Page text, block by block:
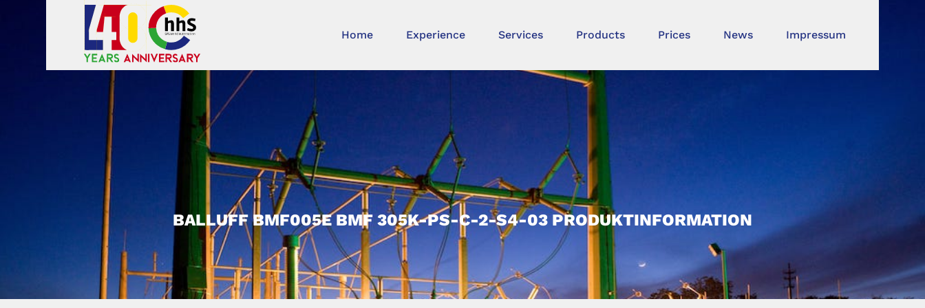
Home Experience Services Products Prices News Impressum
BALLUFF BMF005E BMF 305K-PS-C-2-S4-03 PRODUKTINFORMATION